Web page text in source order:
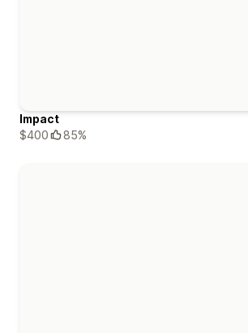
Impact
$400
85%